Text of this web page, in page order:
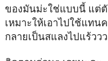
ของมันม่ะใช่แบบนี้ แต่
เหมาะให้เอาไปใช้แทน
กลายเป็นสแลงไปแร้ววว